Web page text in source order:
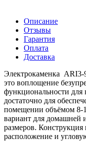
Описание
Отзывы
Гарантия
Оплата
Доставка
Электрокаменка
это воплощение
функциональности
достаточно для
помещении объёмом 8-
вариант для домашней
размеров. Конструкция
расположение и